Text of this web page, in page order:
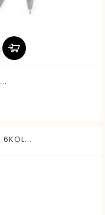
6KOL...